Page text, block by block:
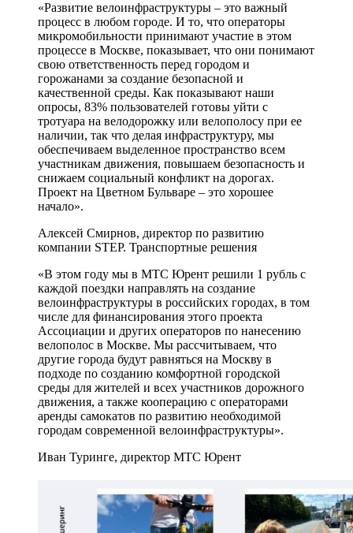
«Развитие велоинфраструктуры – это важный
процесс в любом городе. И то, что операторы
микромобильности принимают участие в этом
процессе в Москве, показывает, что они понимают
свою ответственность перед городом и
горожанами за создание безопасной и
качественной среды. Как показывают наши
опросы, 83% пользователей готовы уйти с
тротуара на велодорожку или велополосу при ее
наличии, так что делая инфраструктуру, мы
обеспечиваем выделенное пространство всем
участникам движения, повышаем безопасность и
снижаем социальный конфликт на дорогах.
Проект на Цветном Бульваре – это хорошее
начало».
Алексей Смирнов, директор по развитию
компании STEP. Транспортные решения
«В этом году мы в МТС Юрент решили 1 рубль с
каждой поездки направлять на создание
велоинфраструктуры в российских городах, в том
числе для финансирования этого проекта
Ассоциации и других операторов по нанесению
велополос в Москве. Мы рассчитываем, что
другие города будут равняться на Москву в
подходе по созданию комфортной городской
среды для жителей и всех участников дорожного
движения, а также кооперацию с операторами
аренды самокатов по развитию необходимой
городам современной велоинфраструктуры».
Иван Туринге, директор МТС Юрент